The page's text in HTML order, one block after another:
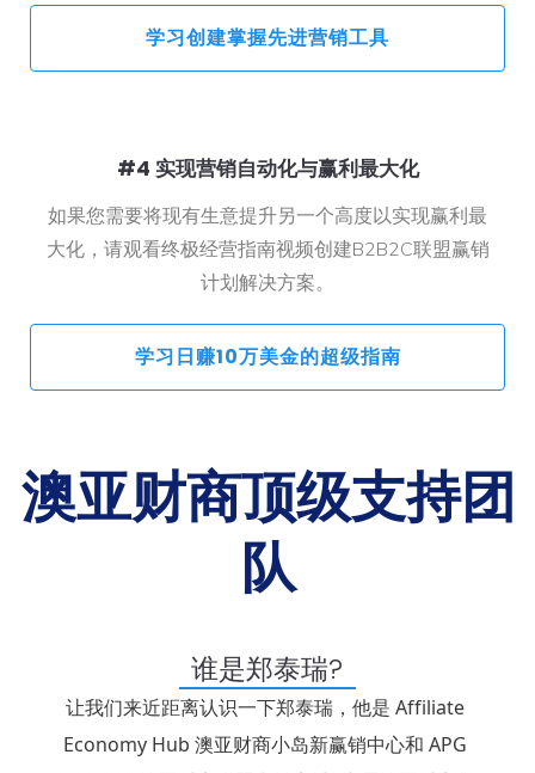
#4 实现营销自动化与赢利最大化
如果您需要将现有生意提升另一个高度以实现赢利最
大化，请观看终极经营指南视频创建B2B2C联盟赢销
计划解决方案。
澳亚财商顶级支持团
队
谁是郑泰瑞?
让我们来近距离认识一下郑泰瑞，他是 Affiliate
Economy Hub 澳亚财商小岛新赢销中心和 APG